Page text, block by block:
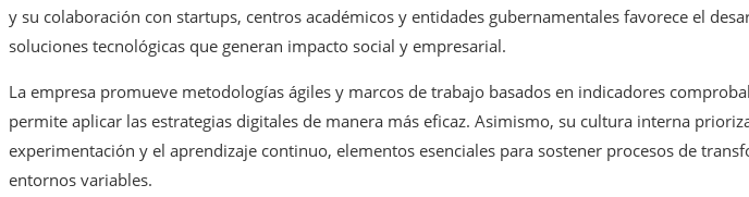
y su colaboración con startups, centros académicos y entidades gubernamentales favorece el
soluciones tecnológicas que generan impacto social y empresarial.
La empresa promueve metodologías ágiles y marcos de trabajo basados en indicadores
permite aplicar las estrategias digitales de manera más eficaz. Asimismo, su cultura interna
experimentación y el aprendizaje continuo, elementos esenciales para sostener procesos de
entornos variables.